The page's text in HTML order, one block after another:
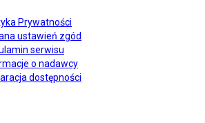
Prywatności
ustawień zgód
serwisu
o nadawcy
dostępności